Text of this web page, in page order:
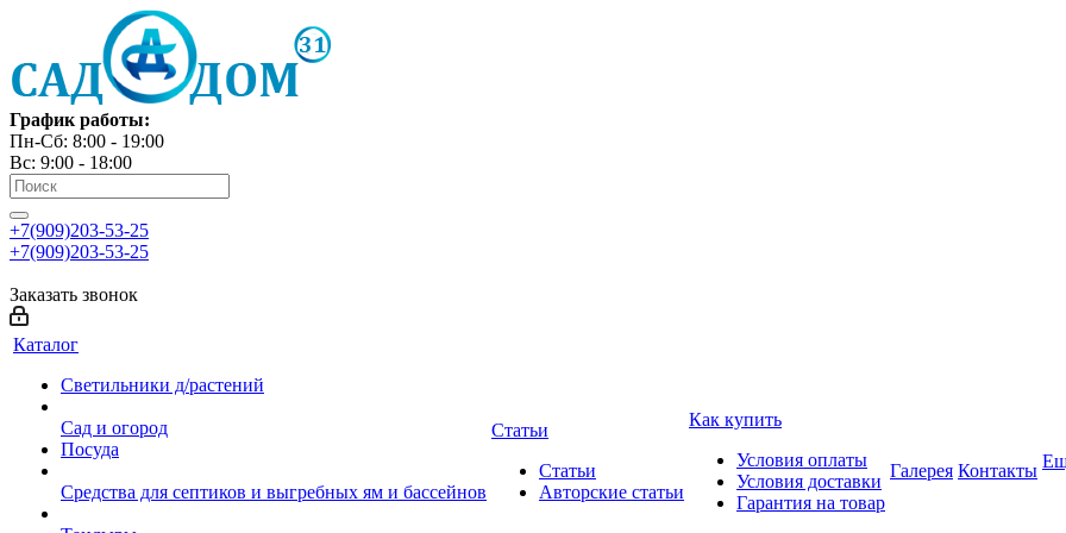
График работы:
Пн-Сб: 8:00 - 19:00
Вс: 9:00 - 18:00
+7(909)203-53-25
+7(909)203-53-25
Заказать звонок
Каталог
Светильники д/растений
Сад и огород
Посуда
Средства для септиков и выгребных ям и бассейнов
Статьи
Статьи
Авторские статьи
Как купить
Условия оплаты
Условия доставки
Гарантия на товар
Галерея Контакты